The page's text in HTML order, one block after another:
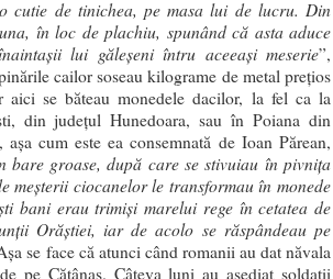
cutie de tinichea, pe masa lui de lucru. Din
în loc de plachiu, spunând că asta aduce
lui găleşeni întru aceeaşi meserie”,
cailor soseau kilograme de metal preţios
aici se băteau monedele dacilor, la fel ca la
din judeţul Hunedoara, sau în Poiana din
cum este ea consemnată de Ioan Părean,
bare groase, după care se stivuiau în pivniţa
meşterii ciocanelor le transformau în monede
bani erau trimişi marelui rege în cetatea de
Orăştiei, iar de acolo se răspândeau pe
se face că atunci când romanii au dat năvala
pe Căţânaş. Câteva luni au asediat soldaţii